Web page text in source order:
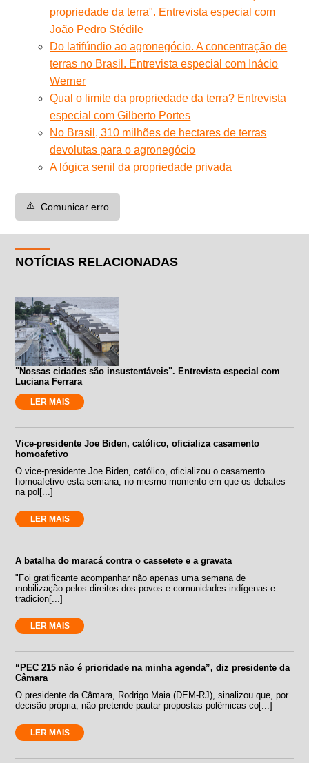
propriedade da terra". Entrevista especial com
João Pedro Stédile
Do latifúndio ao agronegócio. A concentração de
terras no Brasil. Entrevista especial com Inácio
Werner
Qual o limite da propriedade da terra? Entrevista
especial com Gilberto Portes
No Brasil, 310 milhões de hectares de terras
devolutas para o agronegócio
A lógica senil da propriedade privada
⚠️ Comunicar erro
NOTÍCIAS RELACIONADAS
"Nossas cidades são insustentáveis". Entrevista especial com
Luciana Ferrara
LER MAIS
Vice-presidente Joe Biden, católico, oficializa casamento
homoafetivo
O vice-presidente Joe Biden, católico, oficializou o casamento
homoafetivo esta semana, no mesmo momento em que os debates
na pol[...]
LER MAIS
A batalha do maracá contra o cassetete e a gravata
"Foi gratificante acompanhar não apenas uma semana de
mobilização pelos direitos dos povos e comunidades indígenas e
tradicion[...]
LER MAIS
“PEC 215 não é prioridade na minha agenda”, diz presidente da
Câmara
O presidente da Câmara, Rodrigo Maia (DEM-RJ), sinalizou que, por
decisão própria, não pretende pautar propostas polêmicas co[...]
LER MAIS